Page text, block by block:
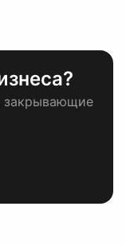
закрывающие